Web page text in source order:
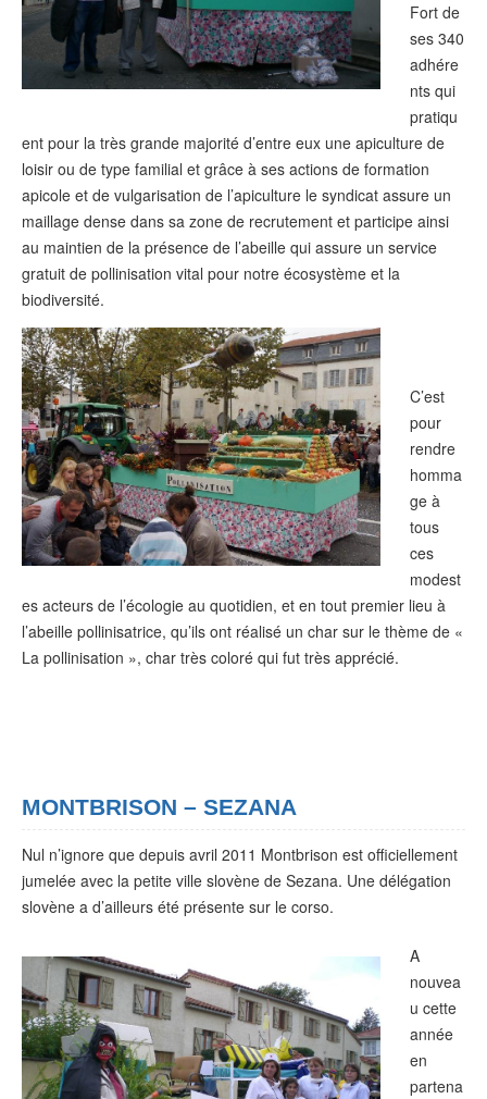
Fort de
ses 340
adhére
nts qui
pratiqu
ent pour la très grande majorité d’entre eux une apiculture de
loisir ou de type familial et grâce à ses actions de formation
apicole et de vulgarisation de l’apiculture le syndicat assure un
maillage dense dans sa zone de recrutement et participe ainsi
au maintien de la présence de l’abeille qui assure un service
gratuit de pollinisation vital pour notre écosystème et la
biodiversité.
C’est
pour
rendre
homma
ge à
tous
ces
modest
es acteurs de l’écologie au quotidien, et en tout premier lieu à
l’abeille pollinisatrice, qu’ils ont réalisé un char sur le thème de «
La pollinisation », char très coloré qui fut très apprécié.
MONTBRISON – SEZANA
Nul n’ignore que depuis avril 2011 Montbrison est officiellement
jumelée avec la petite ville slovène de Sezana. Une délégation
slovène a d’ailleurs été présente sur le corso.
A
nouvea
u cette
année
en
partena